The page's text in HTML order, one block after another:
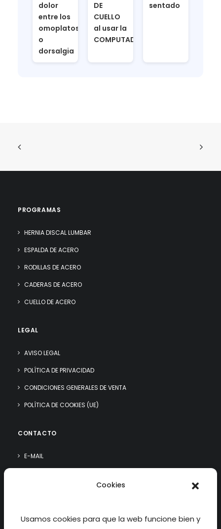
Cookies
Usamos cookies para que la web funcione bien y
dolor
entre los
omoplatos
o
dorsalgia
DE
CUELLO
al usar la
COMPUTADORA
sentado
PROGRAMAS
HERNIA DISCAL LUMBAR
ESPALDA DE ACERO
RODILLAS DE ACERO
CADERAS DE ACERO
CUELLO DE ACERO
LEGAL
AVISO LEGAL
POLÍTICA DE PRIVACIDAD
CONDICIONES GENERALES DE VENTA
POLÍTICA DE COOKIES (UE)
CONTACTO
E-MAIL